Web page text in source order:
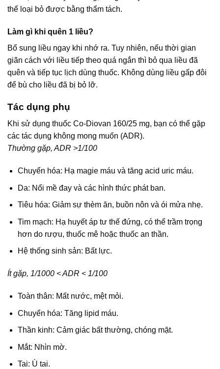
thể loại bỏ được bằng thẩm tách.
Làm gì khi quên 1 liều?
Bổ sung liều ngay khi nhớ ra. Tuy nhiên, nếu thời gian
giãn cách với liều tiếp theo quá ngắn thì bỏ qua liều đã
quên và tiếp tục lịch dùng thuốc. Không dùng liều gấp đôi
để bù cho liều đã bị bỏ lỡ.
Tác dụng phụ
Khi sử dụng thuốc Co-Diovan 160/25 mg, bạn có thể gặp
các tác dụng không mong muốn (ADR).
Thường gặp, ADR >1/100
Chuyển hóa: Hạ magie máu và tăng acid uric máu.
Da: Nổi mề đay và các hình thức phát ban.
Tiêu hóa: Giảm sự thèm ăn, buồn nôn và ói mửa nhẹ.
Tim mạch: Hạ huyết áp tư thế đứng, có thể trầm trọng
hơn do rượu, thuốc mê hoặc thuốc an thần.
Hệ thống sinh sản: Bất lực.
Ít gặp, 1/1000 < ADR < 1/100
Toàn thân: Mất nước, mệt mỏi.
Chuyển hóa: Tăng lipid máu.
Thần kinh: Cảm giác bất thường, chóng mặt.
Mắt: Nhìn mờ.
Tai: Ù tai.